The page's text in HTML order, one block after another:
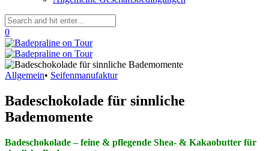
0
Allgemein• Seifenmanufaktur
Badeschokolade für sinnliche
Bademomente
Badeschokolade – feine & pflegende Shea- & Kakaobutter für